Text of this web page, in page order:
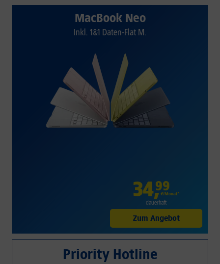
MacBook Neo
Inkl. 1&1 Daten-Flat M.
34,99
€/Monat*
dauerhaft
Zum Angebot
Priority Hotline